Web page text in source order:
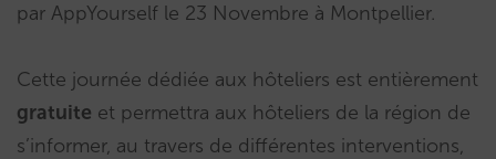
par AppYourself le 23 Novembre à Montpellier.
Cette journée dédiée aux hôteliers est entièrement
gratuite et permettra aux hôteliers de la région de
s’informer, au travers de différentes interventions,